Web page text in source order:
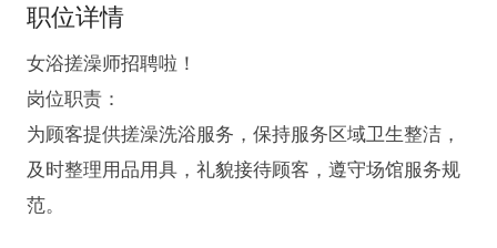
职位详情
女浴搓澡师招聘啦！
岗位职责：
为顾客提供搓澡洗浴服务，保持服务区域卫生整洁，
及时整理用品用具，礼貌接待顾客，遵守场馆服务规
范。